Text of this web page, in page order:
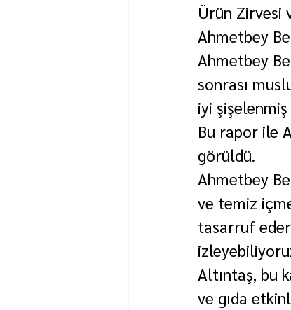
Ürün Zirvesi
Ahmetbey
Ahmetbey
sonrası
iyi
Bu rapor ile
görüldü.
Ahmetbey
ve temiz
tasarruf
Altıntaş, bu
ve gıda